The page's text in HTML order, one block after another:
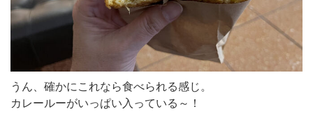
うん、確かにこれなら食べられる感じ。
カレールーがいっぱい入っている～！